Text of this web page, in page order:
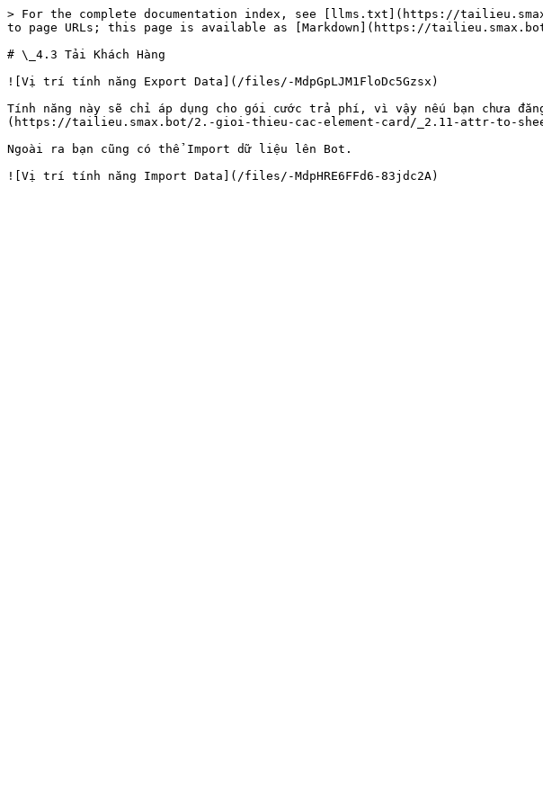
> For the complete documentation index, see [llms.txt](https://
to page URLs; this page is available as [Markdown](https://
# \_4.3 Tải Khách Hàng
![Vị trí tính năng Export Data](/files/-MdpGpLJM1FloDc5Gzsx)
Tính năng này sẽ chỉ áp dụng cho gói cước trả phí, vì vậy nếu bạn chưa
(https://tailieu.smax.bot/2.-gioi-thieu-cac-element-card/_2.11-attr-to-
Ngoài ra bạn cũng có thể Import dữ liệu lên Bot.